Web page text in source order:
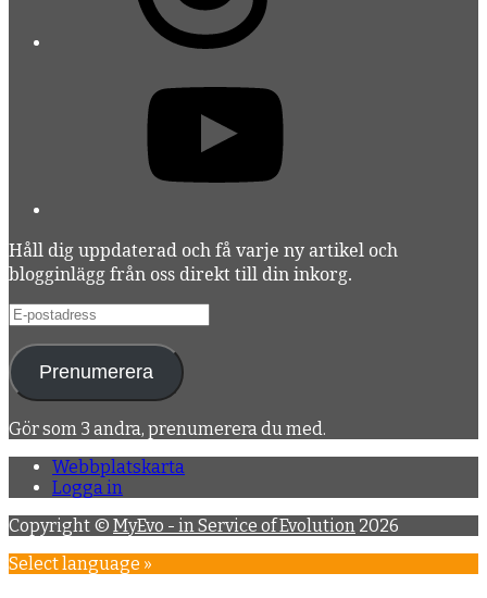
Håll dig uppdaterad och få varje ny artikel och
blogginlägg från oss direkt till din inkorg.
E-
Prenumerera
Gör som 3 andra, prenumerera du med.
Webbplatskarta
Logga in
Copyright © MyEvo - in Service of Evolution 2026
Select language »